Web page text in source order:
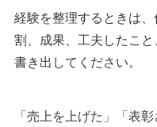
経験を整理するときは
割、成果、工夫したこ
書き出してください。
「売上を上げた」「表